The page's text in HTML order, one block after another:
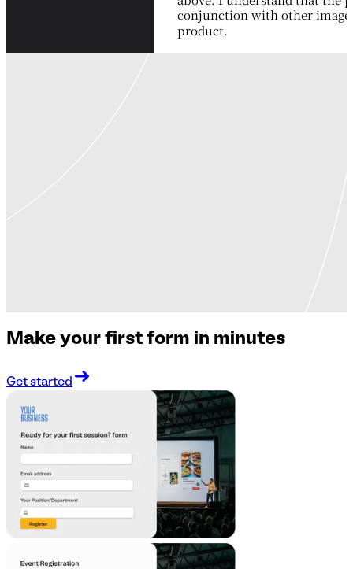
Make your first form in minutes
Get started